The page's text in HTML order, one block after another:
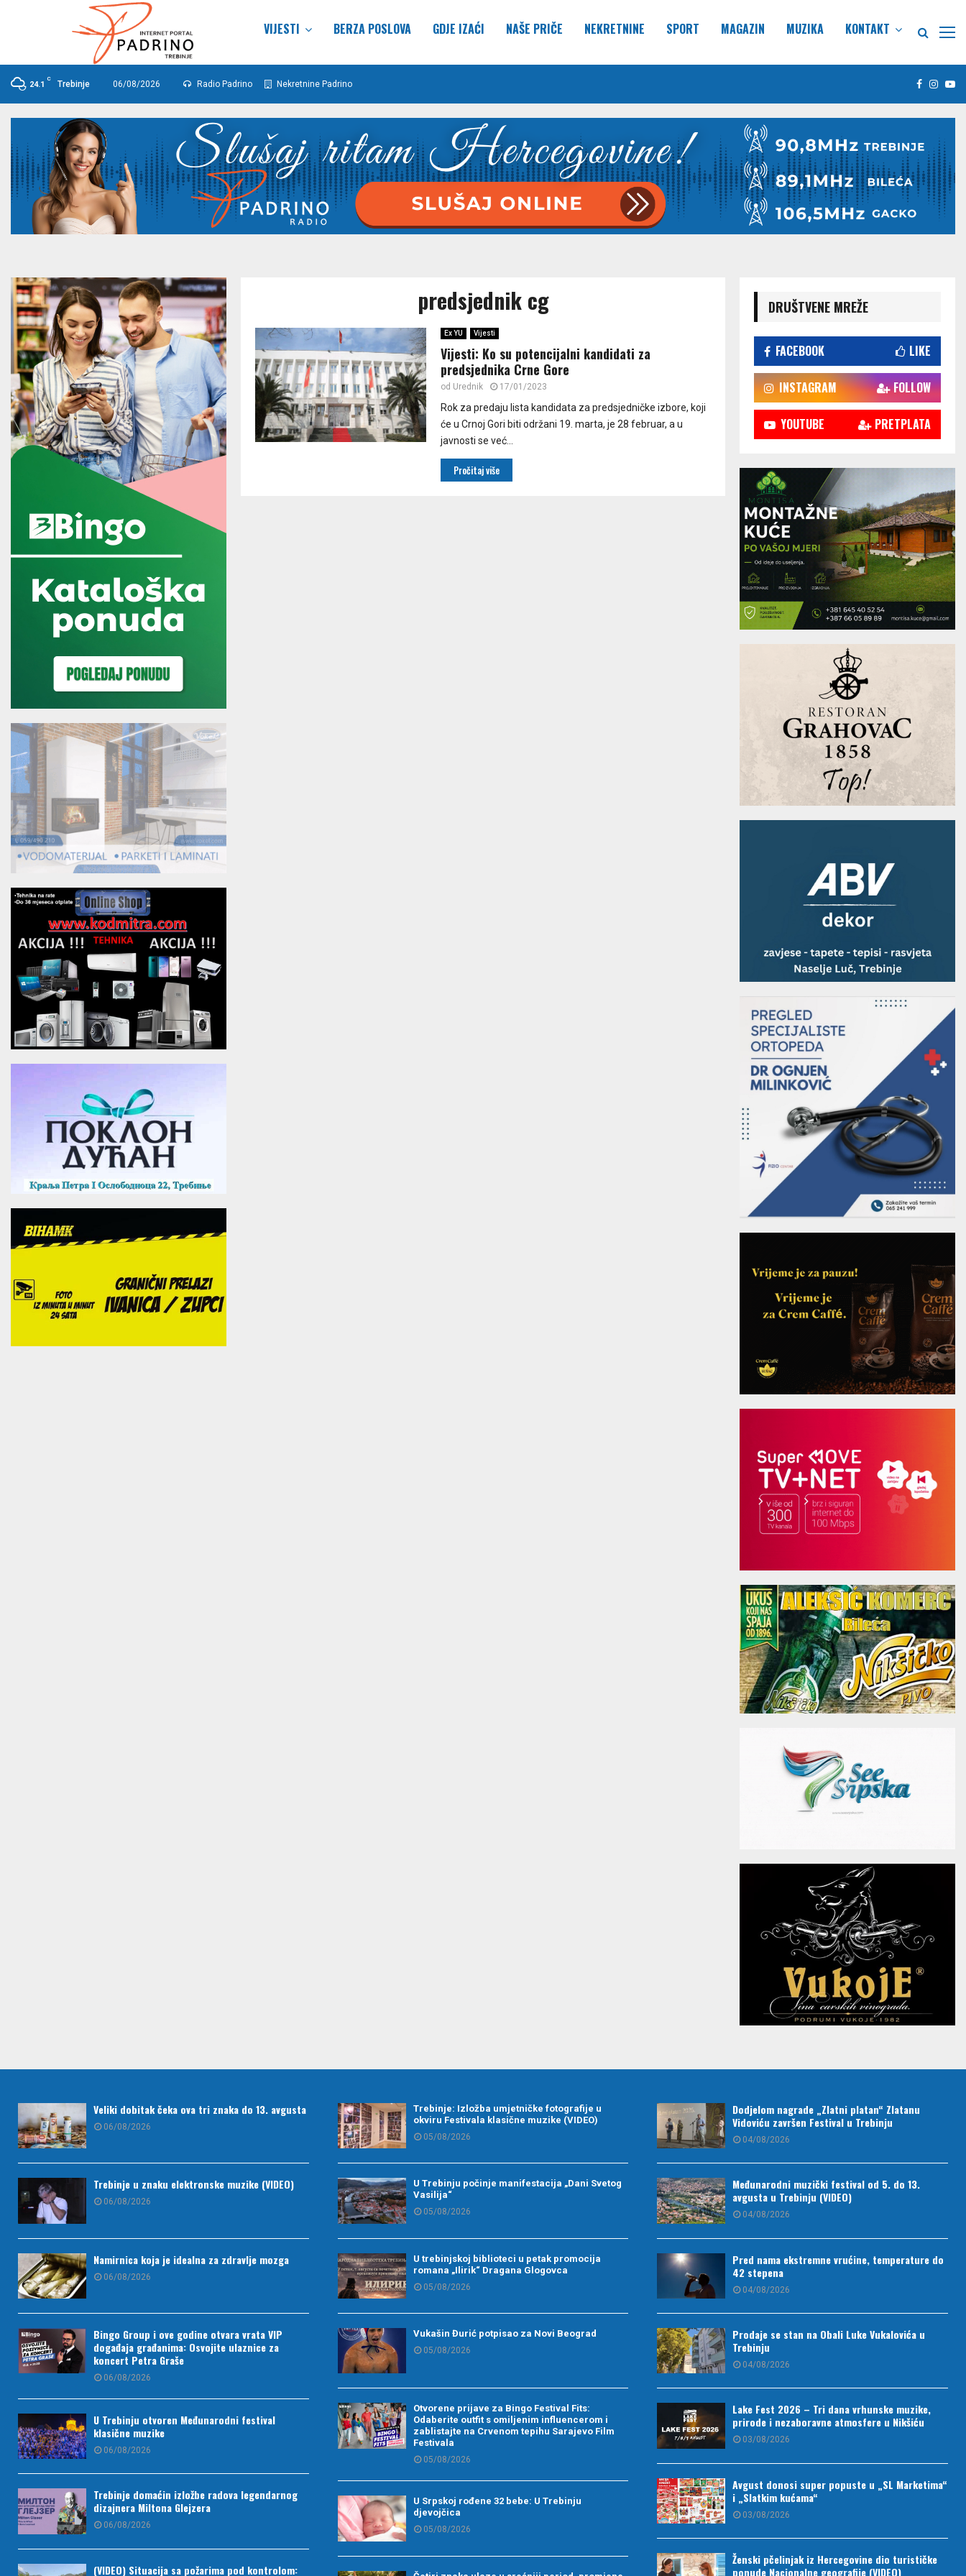
VIJESTI BERZA POSLOVA GDJE IZAĆI NAŠE PRIČE NEKRETNINE SPORT MAGAZIN MUZIKA KONTAKT
24.1
C
Trebinje 06/08/2026 Radio Padrino Nekretnine Padrino Facebook
predsjednik cg
Ex YU Vijesti
Vijesti: Ko su potencijalni kandidati za
predsjednika Crne Gore
od Urednik 17/01/2023
Rok za predaju lista kandidata za predsjedničke izbore, koji
će u Crnoj Gori biti održani 19. marta, je 28 februar, a u
javnosti se već...
Pročitaj više
DRUŠTVENE MREŽE
FACEBOOK LIKE
INSTAGRAM FOLLOW
YOUTUBE PRETPLATA
Veliki dobitak čeka ova tri znaka do 13. avgusta
06/08/2026
Trebinje u znaku elektronske muzike (VIDEO)
06/08/2026
Namirnica koja je idealna za zdravlje mozga
06/08/2026
Bingo Group i ove godine otvara vrata VIP
događaja građanima: Osvojite ulaznice za
koncert Petra Graše
06/08/2026
U Trebinju otvoren Međunarodni festival
klasične muzike
06/08/2026
Trebinje domaćin izložbe radova legendarnog
dizajnera Miltona Glejzera
06/08/2026
(VIDEO) Situacija sa požarima pod kontrolom:
Trebinje: Izložba umjetničke fotografije u
okviru Festivala klasične muzike (VIDEO)
05/08/2026
U Trebinju počinje manifestacija „Dani Svetog
Vasilija“
05/08/2026
U trebinjskoj biblioteci u petak promocija
romana „Ilirik“ Dragana Glogovca
05/08/2026
Vukašin Đurić potpisao za Novi Beograd
05/08/2026
Otvorene prijave za Bingo Festival Fits:
Odaberite outfit s omiljenim influencerom i
zablistajte na Crvenom tepihu Sarajevo Film
Festivala
05/08/2026
U Srpskoj rođene 32 bebe: U Trebinju
djevojčica
05/08/2026
Dodjelom nagrade „Zlatni platan“ Zlatanu
Vidoviću završen Festival u Trebinju
04/08/2026
Međunarodni muzički festival od 5. do 13.
avgusta u Trebinju (VIDEO)
04/08/2026
Pred nama ekstremne vrućine, temperature do
42 stepena
04/08/2026
Prodaje se stan na Obali Luke Vukalovića u
Trebinju
04/08/2026
Lake Fest 2026 – Tri dana vrhunske muzike,
prirode i nezaboravne atmosfere u Nikšiću
03/08/2026
Avgust donosi super popuste u „SL Marketima“
i „Slatkim kućama“
03/08/2026
Ženski pčelinjak iz Hercegovine dio turističke
ponude Nacionalne geografije (VIDEO)